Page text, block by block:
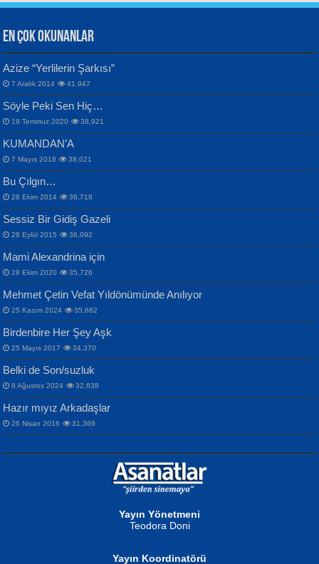
VAHDETTİN YİĞİTCAN
Samimiyet Nedir?...
İPEK ACAR SERT
Gazze’nin Şecaati, Ümmetin İmtihanı...
MAHMUT GÜRBÜZ
İbrahim Olmak ve Bitirebilmek...
NURAN KÖSE BAYDAR
Bülent Sağlam
Mescid-i Aksâ Üstüne Ay!...
Selahattin Yıldız
İdrakimle Üşürken...
Songül Özel
Mahzen...
Ben Deniz Değilim ki...
CAHİT SITKI TARANCI
Otuz Beş Yaş Şiiri...
ERDEM BAYAZIT
Sana, Bana, Vatanıma, Ülkemin
İnsanlarına Dair...
NAZIM HİKMET RAN
Bir Cezaevinde, Tecritteki Adamın
Mektupları...
EN ÇOK OKUNANLAR
Azize “Yerlilerin Şarkısı”
7 Aralık 2014 41,947
Söyle Peki Sen Hiç…
19 Temmuz 2020 38,921
KUMANDAN’A
7 Mayıs 2018 38,021
Bu Çılgın…
28 Ekim 2014 36,718
Sessiz Bir Gidiş Gazeli
28 Eylül 2015 36,092
Mami Alexandrina için
28 Ekim 2020 35,726
Mehmet Çetin Vefat Yıldönümünde Anılıyor
25 Kasım 2024 35,682
Birdenbire Her Şey Aşk
25 Mayıs 2017 34,370
Belki de Son/suzluk
8 Ağustos 2024 32,638
Hazır mıyız Arkadaşlar
26 Nisan 2016 31,369
Yayın Yönetmeni
Teodora Doni
Yayın Koordinatörü